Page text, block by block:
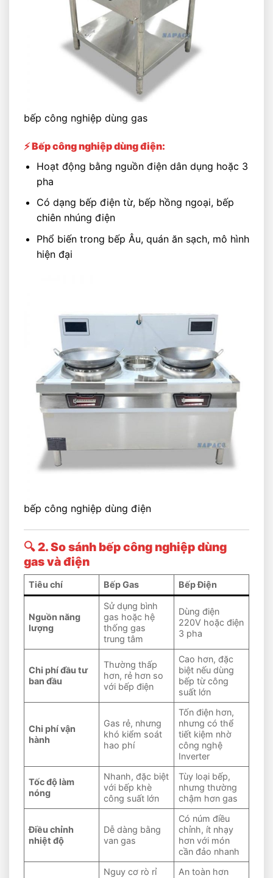
bếp công nghiệp dùng gas
⚡ Bếp công nghiệp dùng điện:
Hoạt động bằng nguồn điện dân dụng hoặc 3
pha
Có dạng bếp điện từ, bếp hồng ngoại, bếp
chiên nhúng điện
Phổ biến trong bếp Âu, quán ăn sạch, mô hình
hiện đại
bếp công nghiệp dùng điện
🔍 2. So sánh bếp công nghiệp dùng
gas và điện
Tiêu chí Bếp Gas Bếp Điện
Nguồn năng
lượng
Sử dụng bình
gas hoặc hệ
thống gas
trung tâm
Dùng điện
220V hoặc điện
3 pha
Chi phí đầu tư
ban đầu
Thường thấp
hơn, rẻ hơn so
với bếp điện
Cao hơn, đặc
biệt nếu dùng
bếp từ công
suất lớn
Chi phí vận
hành
Gas rẻ, nhưng
khó kiểm soát
hao phí
Tốn điện hơn,
nhưng có thể
tiết kiệm nhờ
công nghệ
Inverter
Tốc độ làm
nóng
Nhanh, đặc biệt
với bếp khè
công suất lớn
Tùy loại bếp,
nhưng thường
chậm hơn gas
Điều chỉnh
nhiệt độ
Dễ dàng bằng
van gas
Có núm điều
chỉnh, ít nhạy
hơn với món
cần đảo nhanh
Nguy cơ rò rỉ
An toàn hơn